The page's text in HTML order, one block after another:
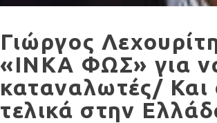
Γιώργος
«ΙΝΚΑ ΦΩΣ» για
καταναλωτές/ Και
τελικά στην